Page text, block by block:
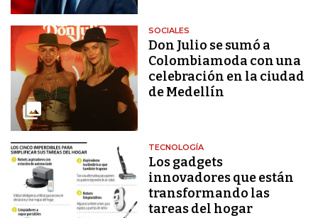
SOCIALES
Don Julio se sumó a
Colombiamoda con una
celebración en la ciudad
de Medellín
TECNOLOGÍA
Los gadgets
innovadores que están
transformando las
tareas del hogar